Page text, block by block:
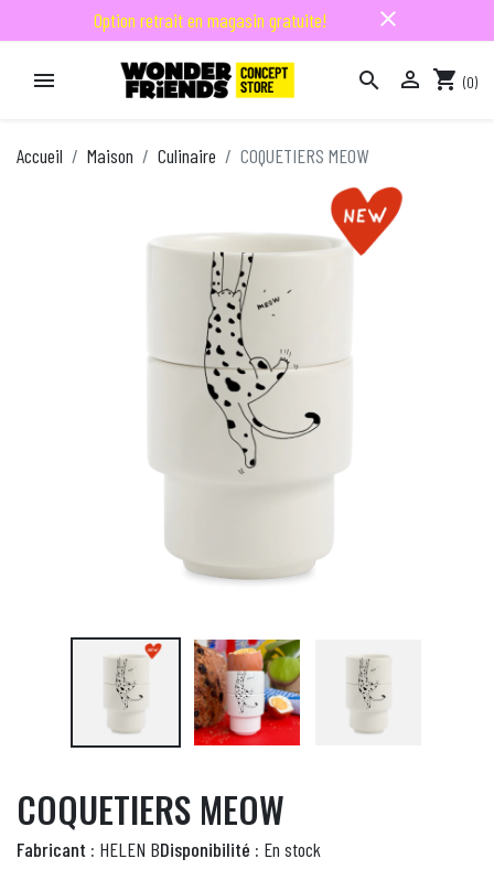
Option retrait en magasin gratuite! close
   shopping_cart (0)
Accueil Maison Culinaire COQUETIERS MEOW
COQUETIERS MEOW
Fabricant : HELEN BDisponibilité : En stock